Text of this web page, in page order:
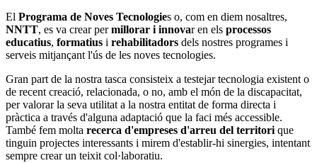
El Programa de Noves Tecnologies o, com en diem nosaltres,
NNTT, es va crear permillorar i innovar en els processos
educatius, formatius i rehabilitadors dels nostres programes i
serveis mitjançant l'ús de les noves tecnologies.
Gran part de la nostra tasca consisteix a testejar tecnologia existent o
de recent creació, relacionada, o no, amb el món de la discapacitat,
per valorar la seva utilitat a la nostra entitat de forma directa i
pràctica a través d'alguna adaptació que la faci més accessible.
També fem molta recerca d'empreses d'arreu del territorique
tinguin projectes interessants i mirem d'establir-hi sinergies, intentant
sempre crear un teixit col·laboratiu.